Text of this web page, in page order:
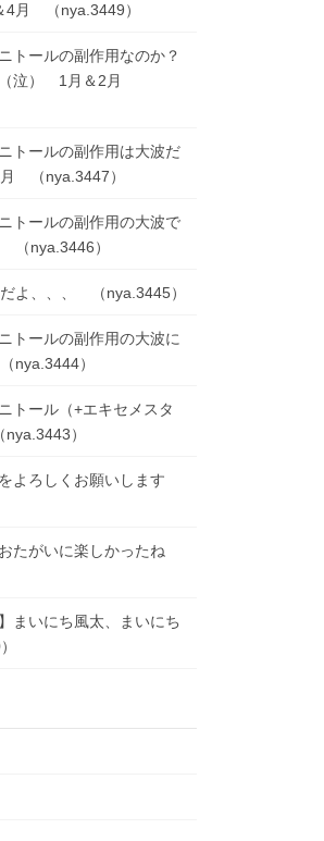
月 （nya.3449）
トールの副作用なのか？
（泣） 1月＆2月
トールの副作用は大波だ
（nya.3447）
トールの副作用の大波で
（nya.3446）
よ、、、 （nya.3445）
トールの副作用の大波に
nya.3444）
トール（+エキセメスタ
）
よろしくお願いします
たがいに楽しかったね
まいにち風太、まいにち